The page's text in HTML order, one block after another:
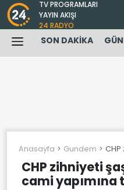
TV PROGRAMLARI
YAYIN AKIŞI
24 RADYO
SON DAKİKA
Anasayfa Gundem CHP
CHP zihniyeti
cami yapımına